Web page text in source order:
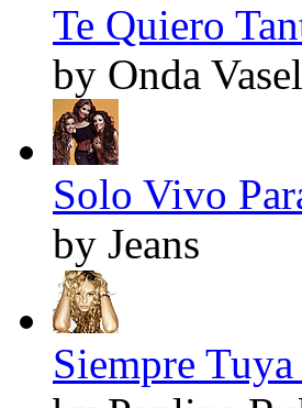
Te Quiero
by Onda
Solo Vivo
by Jeans
Siempre